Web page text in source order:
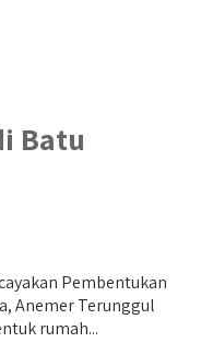
Batu
Pembentukan
Anemer Terunggul
rumah...